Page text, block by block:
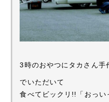
3時のおやつにタカさん手
でいただいて
食べてビックリ!!「おっい